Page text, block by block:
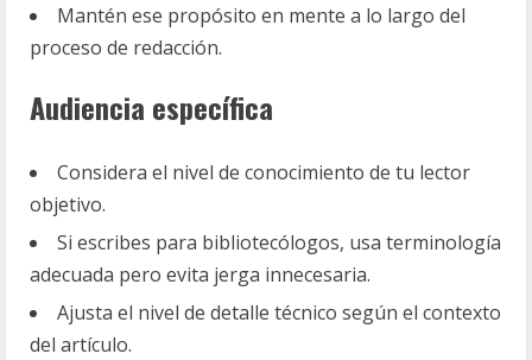
Mantén ese propósito en mente a lo largo del
proceso de redacción.
Audiencia específica
Considera el nivel de conocimiento de tu lector
objetivo.
Si escribes para bibliotecólogos, usa terminología
adecuada pero evita jerga innecesaria.
Ajusta el nivel de detalle técnico según el contexto
del artículo.